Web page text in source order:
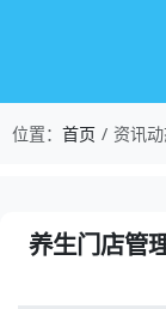
位置： 首页 资讯
养生门店管